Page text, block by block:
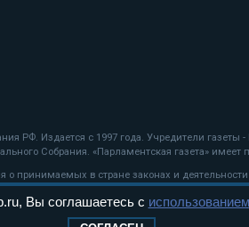
РФ. Издается с 1997 года. Учредители
Собрания. «Парламентская газета» имеет
принимаемых в стране законах и
Вы соглашаетесь с